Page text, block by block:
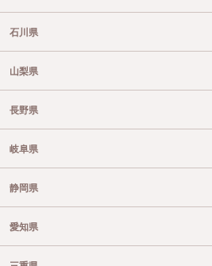
石川県
山梨県
長野県
岐阜県
静岡県
愛知県